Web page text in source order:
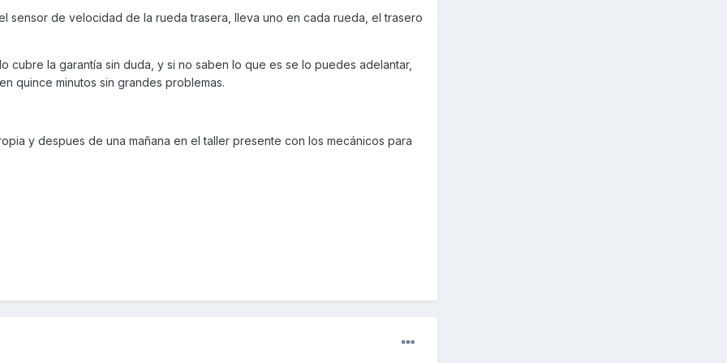
sensor de velocidad de la rueda trasera, lleva uno en cada rueda, el trasero
cubre la garantía sin duda, y si no saben lo que es se lo puedes adelantar,
quince minutos sin grandes problemas.
y despues de una mañana en el taller presente con los mecánicos para